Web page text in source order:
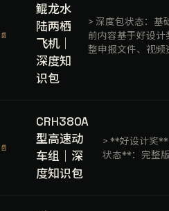
📄
鲲龙水
陆两栖
飞机｜
深度知
识包
> 深度包状态：基
前内容基于好设
整申报文件、视频
📄
CRH380A
型高速动
车组｜深
度知识包
> **好设计奖
状态**：完整